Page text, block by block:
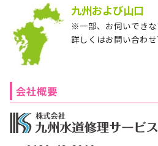
九州および山口
※一部、お伺いできな
詳しくはお問い合わせ
会社概要